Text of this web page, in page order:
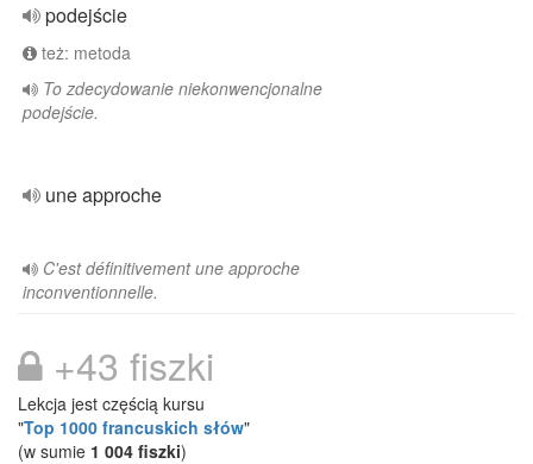
podejście
też: metoda
To zdecydowanie niekonwencjonalne
podejście.
une approche
C'est définitivement une approche
inconventionnelle.
+43 fiszki
Lekcja jest częścią kursu
"Top 1000 francuskich słów"
(w sumie 1 004 fiszki)